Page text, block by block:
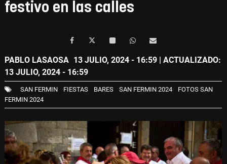
festivo en las calles
PABLO LASAOSA 13 JULIO, 2024 - 16:59 | ACTUALIZADO:
13 JULIO, 2024 - 16:59
SAN FERMIN FIESTAS BARES SAN FERMIN 2024
FOTOS SAN
FERMIN 2024